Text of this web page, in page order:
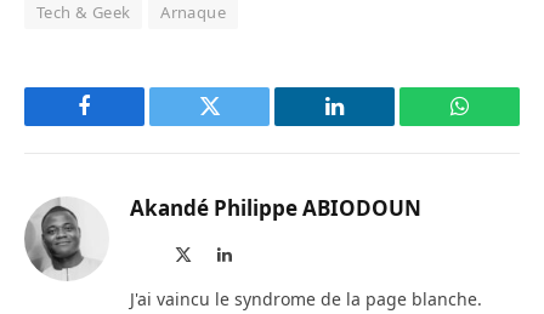
Tech & Geek Arnaque
Facebook Twitter LinkedIn
Akandé Philippe ABIODOUN
LinkedIn
J'ai vaincu le syndrome de la page blanche.